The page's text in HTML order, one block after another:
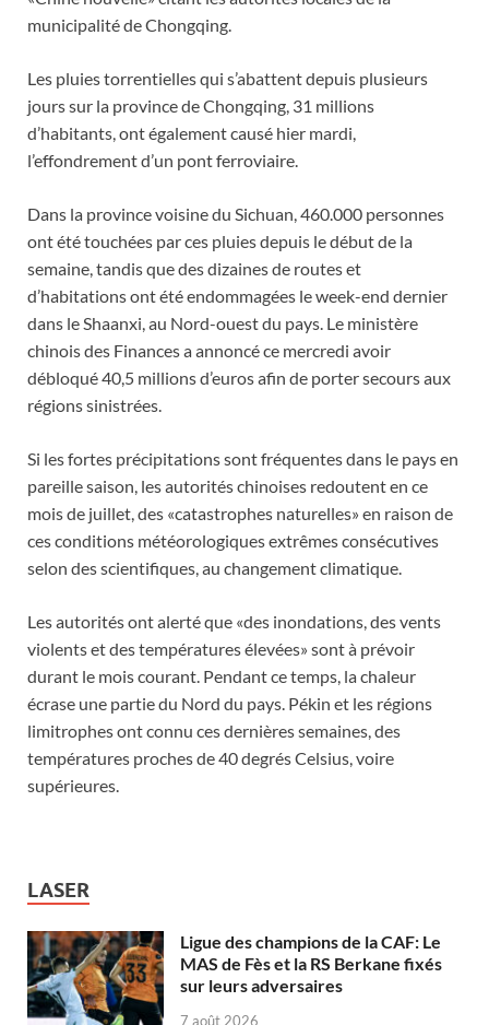
municipalité de Chongqing.
Les pluies torrentielles qui s’abattent depuis plusieurs
jours sur la province de Chongqing, 31 millions
d’habitants, ont également causé hier mardi,
l’effondrement d’un pont ferroviaire.
Dans la province voisine du Sichuan, 460.000 personnes
ont été touchées par ces pluies depuis le début de la
semaine, tandis que des dizaines de routes et
d’habitations ont été endommagées le week-end dernier
dans le Shaanxi, au Nord-ouest du pays. Le ministère
chinois des Finances a annoncé ce mercredi avoir
débloqué 40,5 millions d’euros afin de porter secours aux
régions sinistrées.
Si les fortes précipitations sont fréquentes dans le pays en
pareille saison, les autorités chinoises redoutent en ce
mois de juillet, des «catastrophes naturelles» en raison de
ces conditions météorologiques extrêmes consécutives
selon des scientifiques, au changement climatique.
Les autorités ont alerté que «des inondations, des vents
violents et des températures élevées» sont à prévoir
durant le mois courant. Pendant ce temps, la chaleur
écrase une partie du Nord du pays. Pékin et les régions
limitrophes ont connu ces dernières semaines, des
températures proches de 40 degrés Celsius, voire
supérieures.
LASER
Ligue des champions de la CAF: Le
MAS de Fès et la RS Berkane fixés
sur leurs adversaires
7 août 2026